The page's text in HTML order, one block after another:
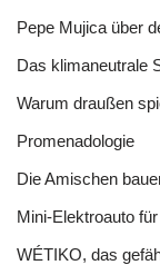
Pepe Mujica über
Das klimaneutrale
Warum draußen
Promenadologie
Die Amischen
Mini-Elektroauto
WÉTIKO, das